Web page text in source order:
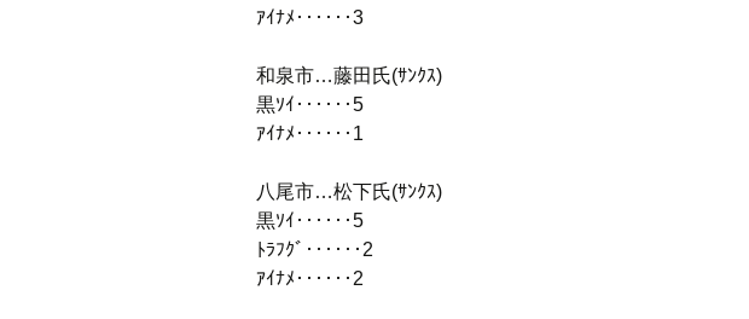
ｱｲﾅﾒ‥‥‥3
和泉市…藤田氏(ｻﾝｸｽ)
黒ｿｲ‥‥‥5
ｱｲﾅﾒ‥‥‥1
八尾市…松下氏(ｻﾝｸｽ)
黒ｿｲ‥‥‥5
ﾄﾗﾌｸﾞ‥‥‥2
ｱｲﾅﾒ‥‥‥2